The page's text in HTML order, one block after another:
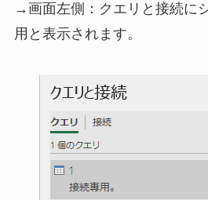
→画面左側：クエリと接続に
用と表示されます。